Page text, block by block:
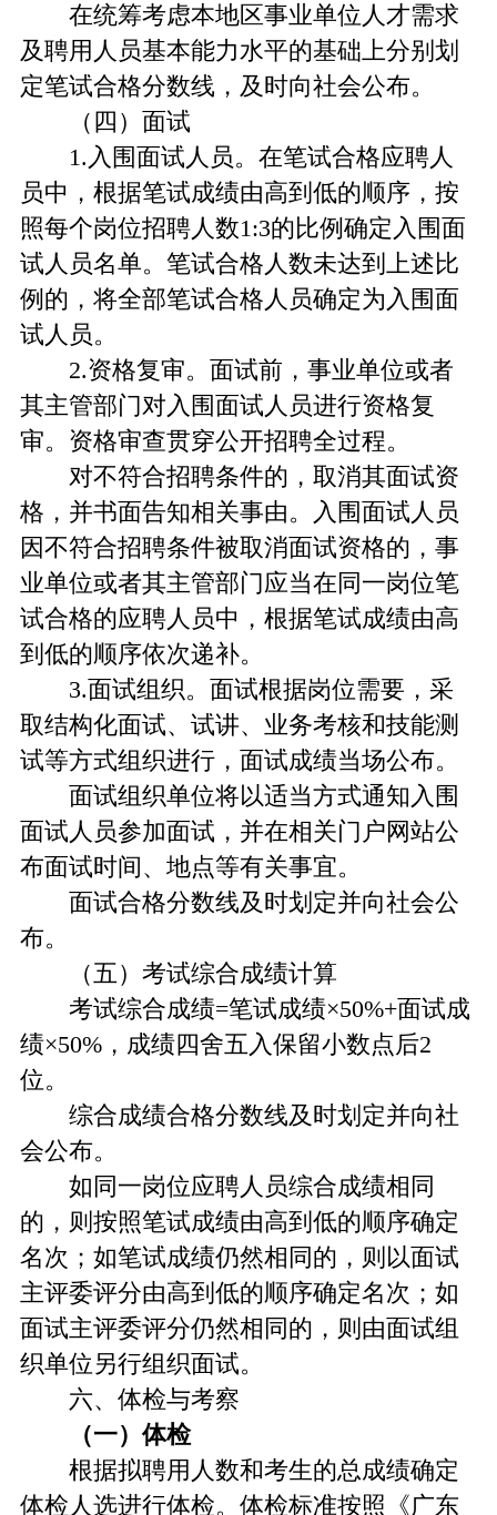
在统筹考虑本地区事业单位人才需求
及聘用人员基本能力水平的基础上分别划
定笔试合格分数线，及时向社会公布。
（四）面试
1.入围面试人员。在笔试合格应聘人
员中，根据笔试成绩由高到低的顺序，按
照每个岗位招聘人数1:3的比例确定入围面
试人员名单。笔试合格人数未达到上述比
例的，将全部笔试合格人员确定为入围面
试人员。
2.资格复审。面试前，事业单位或者
其主管部门对入围面试人员进行资格复
审。资格审查贯穿公开招聘全过程。
对不符合招聘条件的，取消其面试资
格，并书面告知相关事由。入围面试人员
因不符合招聘条件被取消面试资格的，事
业单位或者其主管部门应当在同一岗位笔
试合格的应聘人员中，根据笔试成绩由高
到低的顺序依次递补。
3.面试组织。面试根据岗位需要，采
取结构化面试、试讲、业务考核和技能测
试等方式组织进行，面试成绩当场公布。
面试组织单位将以适当方式通知入围
面试人员参加面试，并在相关门户网站公
布面试时间、地点等有关事宜。
面试合格分数线及时划定并向社会公
布。
（五）考试综合成绩计算
考试综合成绩=笔试成绩×50%+面试成
绩×50%，成绩四舍五入保留小数点后2
位。
综合成绩合格分数线及时划定并向社
会公布。
如同一岗位应聘人员综合成绩相同
的，则按照笔试成绩由高到低的顺序确定
名次；如笔试成绩仍然相同的，则以面试
主评委评分由高到低的顺序确定名次；如
面试主评委评分仍然相同的，则由面试组
织单位另行组织面试。
六、体检与考察
（一）体检
根据拟聘用人数和考生的总成绩确定
体检人选进行体检。体检标准按照《广东